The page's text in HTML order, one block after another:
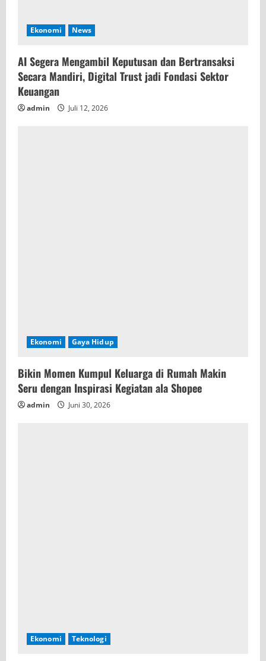
Ekonomi News
AI Segera Mengambil Keputusan dan Bertransaksi
Secara Mandiri, Digital Trust jadi Fondasi Sektor
Keuangan
admin Juli 12, 2026
Ekonomi Gaya Hidup
Bikin Momen Kumpul Keluarga di Rumah Makin
Seru dengan Inspirasi Kegiatan ala Shopee
admin Juni 30, 2026
Ekonomi Teknologi